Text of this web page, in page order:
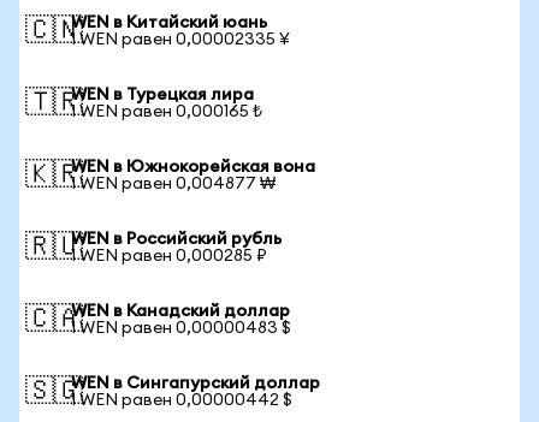
🇨🇳WEN в Китайский юань
1 WEN равен 0,00002335 ¥
🇹🇷WEN в Турецкая лира
1 WEN равен 0,000165 ₺
🇰🇷WEN в Южнокорейская вона
1 WEN равен 0,004877 ₩
🇷🇺WEN в Российский рубль
1 WEN равен 0,000285 ₽
🇨🇦WEN в Канадский доллар
1 WEN равен 0,00000483 $
🇸🇬WEN в Сингапурский доллар
1 WEN равен 0,00000442 $